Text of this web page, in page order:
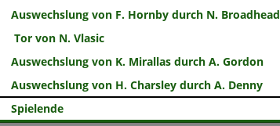
Auswechslung von F. Hornby durch N. Broadhead
Tor von N. Vlasic
Auswechslung von K. Mirallas durch A. Gordon
Auswechslung von H. Charsley durch A. Denny
Spielende